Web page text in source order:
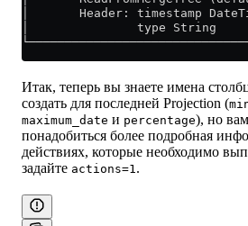
│       Header: timestamp
│               type String
Итак, теперь вы знаете имена
создать для последней Projection (
maximum_date и percentage), но
понадобиться более подробная
действиях, которые необходимо
задайте actions=1 .